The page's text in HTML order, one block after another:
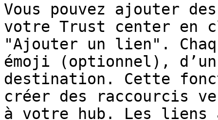
Vous pouvez ajouter
votre Trust center en
"Ajouter un lien".
émoji (optionnel), d’un
destination. Cette
créer des raccourcis
à votre hub. Les liens